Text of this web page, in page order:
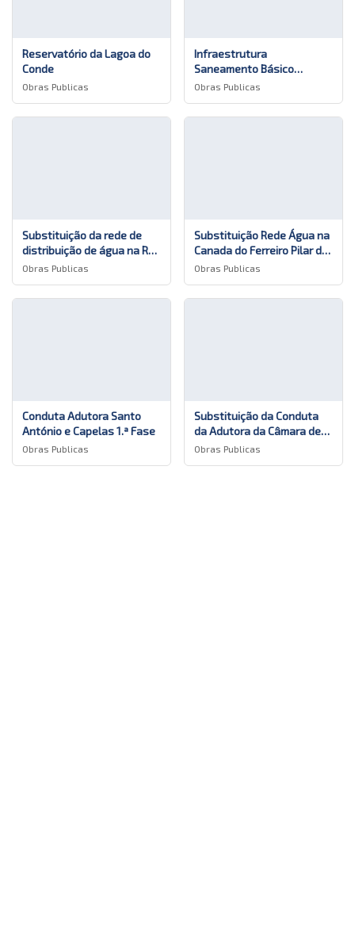
Reservatório da Lagoa do
Conde
Obras Publicas
Infraestrutura
Saneamento Básico
Alameda Belem São Roque
Obras Publicas
Substituição da rede de
distribuição de água na Rua
das Murtas nas Capelas
Obras Publicas
Substituição Rede Água na
Canada do Ferreiro Pilar da
Bretanha
Obras Publicas
Conduta Adutora Santo
António e Capelas 1.ª Fase
Obras Publicas
Substituição da Conduta
da Adutora da Câmara de
Derivação e a ETAR das
Obras Publicas